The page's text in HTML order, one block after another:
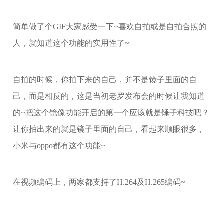
简单做了个GIF大家感受一下~喜欢自拍或是自拍合照的
人，就知道这个功能的实用性了~
自拍的时候，你拍下来的自己，并不是镜子里面的自
己，而是相反的，这是当初老罗发布会的时候让我知道
的~把这个镜像功能开启的第一个应该就是锤子科技吧？
让你拍出来的就是镜子里面的自己，看起来顺眼很多，
小米与oppo都有这个功能~
在视频编码上，两家都支持了H.264及H.265编码~